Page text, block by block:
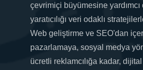
çevrimiçi büyümesine
yaratıcılığı veri odaklı
Web geliştirme ve SEO'dan
pazarlamaya, sosyal medya
ücretli reklamcılığa kadar, dijital